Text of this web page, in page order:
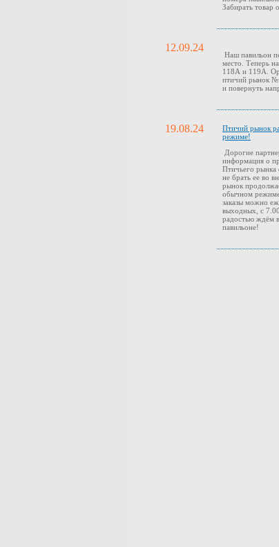
Забирать товар
12.09.24
Наш павильон
место. Теперь
118А и 119А.
птичий рынок
и повернуть
19.08.24
Птичий рынок
режиме!
Дорогие
информация о
Птичьего
не брать ее во
рынок
обычном
заказы можно
выходных, с
радостью ждём
павильоне!